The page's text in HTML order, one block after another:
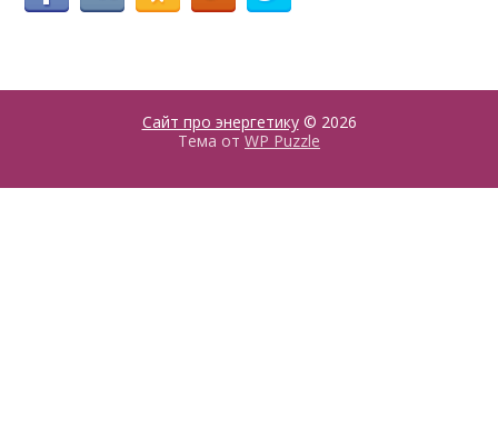
Сайт про энергетику© 2026
Тема от WP Puzzle